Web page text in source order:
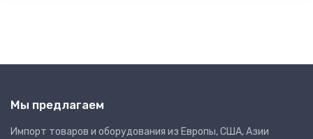
Мы предлагаем
Импорт товаров и оборудования из Европы, США, Азии